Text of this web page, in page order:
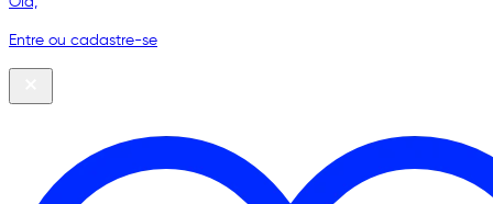
Entre ou cadastre-se